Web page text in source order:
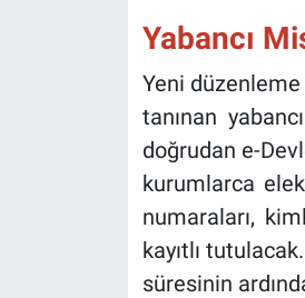
Yabancı
Yeni düzenleme
tanınan
doğrudan e-
kurumlarca
numaraları,
kayıtlı
süresinin